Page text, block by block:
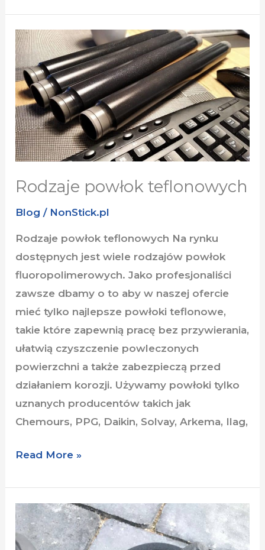
Rodzaje powłok teflonowych
Blog / NonStick.pl
Rodzaje powłok teflonowych Na rynku
dostępnych jest wiele rodzajów powłok
fluoropolimerowych. Jako profesjonaliści
zawsze dbamy o to aby w naszej ofercie
mieć tylko najlepsze powłoki teflonowe,
takie które zapewnią pracę bez przywierania,
ułatwią czyszczenie powleczonych
powierzchni a także zabezpieczą przed
działaniem korozji. Używamy powłoki tylko
uznanych producentów takich jak
Chemours, PPG, Daikin, Solvay, Arkema, Ilag,
Rodzaje
powłok
teflonowych
Read More »
Czym
są